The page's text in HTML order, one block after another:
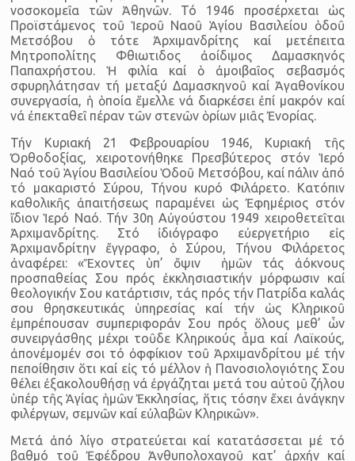
νοσοκομεῖα τῶν Ἀ­θηνῶν. Τό 1946 προσέρχεται ὡς
Προϊστάμενος τοῦ Ἱεροῦ Ναοῦ Ἁγί­ου Βασιλείου ὁδοῦ
Μετσόβου ὁ τότε Ἀρχιμανδρίτης καί μετέπειτα
Μητροπολίτης Φθιωτιδος ἀοίδιμος Δαμασκηνός
Παπαχρήστου. Ἡ φιλία καί ὁ ἀμοιβαῖος σεβασμός
σφυρηλάτησαν τή μεταξύ Δαμα­σκηνοῦ καί Ἀγαθονίκου
συνεργασία, ἡ ὁποία ἔμελλε νά διαρκέσει ἐ­πί μακρόν καί
νά ἐπεκταθεῖ πέραν τῶν στενῶν ὁρίων μιᾶς Ἐνορίας.
Τήν Κυριακή 21 Φεβρουαρίου 1946, Κυριακή τῆς
Ὀρθοδοξίας, χειροτονήθηκε Πρεσβύτερος στόν Ἱερό
Ναό τοῦ Ἁγίου Βασιλείου Ὁ­δοῦ Μετσόβου, καί πάλιν ἀπό
τό μακαριστό Σύρου, Τήνου κυρό Φι­λάρετο. Κατόπιν
καθολικῆς ἀπαιτήσεως παραμένει ὡς Ἐφημέριος στόν
ἴδιον Ἱερό Ναό. Τήν 30η Αὐγούστου 1949 χειροθετεῖται
Ἀρχι­μανδρίτης. Στό ἰδιόγραφο εὐεργετήριο εἰς
Ἀρχιμανδρίτην ἔγγραφο, ὁ Σύρου, Τήνου Φιλάρετος
ἀναφέρει: «Ἔχοντες ὑπ’ ὄψιν ἡμῶν τάς ἀόκνους
προσπαθείας Σου πρός ἐκκλησιαστικήν μόρφωσιν καί
θεο­λογικήν Σου κατάρτισιν, τάς πρός τήν Πατρίδα καλάς
σου θρησκευ­τικάς ὑπηρεσίας καί τήν ὡς Κληρικοῦ
ἐμπρέπουσαν συμπεριφοράν Σου πρός ὅλους μεθ’ ὧν
συνειργάσθης μέχρι τοῦδε Κληρικούς ἇμα καί Λαϊκούς,
ἀπονέμομέν σοι τό ὀφφίκιον τοῦ Ἀρχιμανδρίτου μέ τήν
πεποίθησιν ὅτι καί εἰς τό μέλλον ἡ Πανοσιολογιότης Σου
θέλει ἐξα­κολουθήσῃ νά ἐργάζηται μετά του αὐτοῦ ζήλου
ὑπέρ τῆς Ἁγίας ἡ­μῶν Ἐκκλησίας, ἥτις τόσην ἔχει ἀνάγκην
φιλέργων, σεμνῶν καί εὐ­λαβῶν Κληρικῶν».
Μετά ἀπό λίγο στρατεύεται καί κατατάσσεται μέ τό
βαθμό τοῦ Ἐφέδρου Ἀνθυπολοχαγοῦ κατ’ ἀρχήν καί